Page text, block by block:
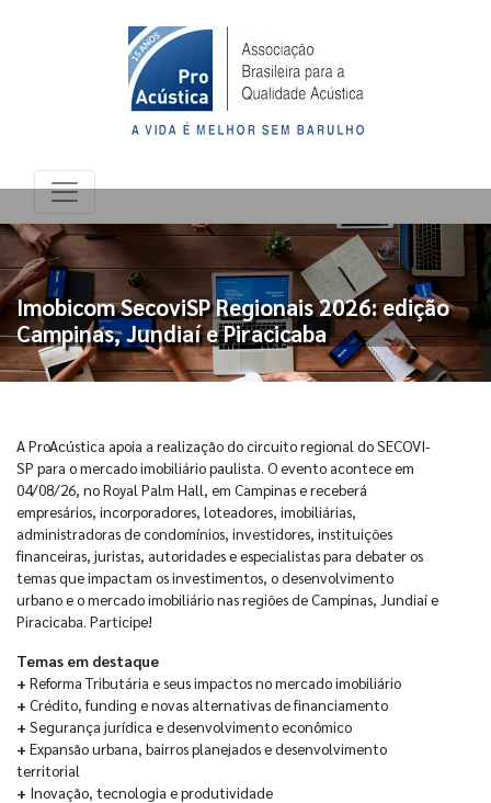
Imobicom SecoviSP Regionais 2026: edição
Campinas, Jundiaí e Piracicaba
A ProAcústica apoia a realização do circuito regional do SECOVI-
SP para o mercado imobiliário paulista. O evento acontece em
04/08/26, no Royal Palm Hall, em Campinas e receberá
empresários, incorporadores, loteadores, imobiliárias,
administradoras de condomínios, investidores, instituições
financeiras, juristas, autoridades e especialistas para debater os
temas que impactam os investimentos, o desenvolvimento
urbano e o mercado imobiliário nas regiões de Campinas, Jundiaí e
Piracicaba. Participe!
Temas em destaque
+ Reforma Tributária e seus impactos no mercado imobiliário
+ Crédito, funding e novas alternativas de financiamento
+ Segurança jurídica e desenvolvimento econômico
+ Expansão urbana, bairros planejados e desenvolvimento
territorial
+ Inovação, tecnologia e produtividade